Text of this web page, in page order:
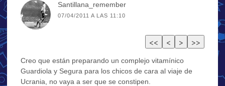
Santillana_remember
07/04/2011 A LAS 11:10
Creo que están preparando un complejo vitamínico
Guardiola y Segura para los chicos de cara al viaje de
Ucrania, no vaya a ser que se constipen.